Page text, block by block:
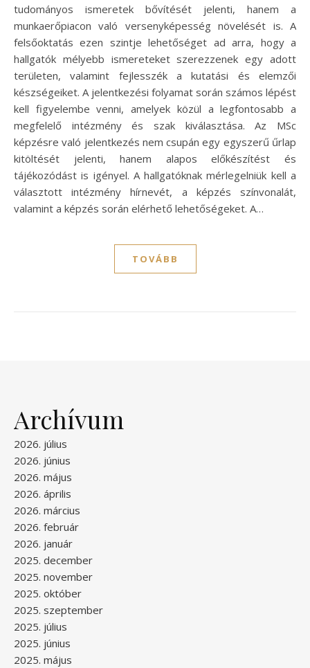
tudományos ismeretek bővítését jelenti, hanem a
munkaerőpiacon való versenyképesség növelését is. A
felsőoktatás ezen szintje lehetőséget ad arra, hogy a
hallgatók mélyebb ismereteket szerezzenek egy adott
területen, valamint fejlesszék a kutatási és elemzői
készségeiket. A jelentkezési folyamat során számos lépést
kell figyelembe venni, amelyek közül a legfontosabb a
megfelelő intézmény és szak kiválasztása. Az MSc
képzésre való jelentkezés nem csupán egy egyszerű űrlap
kitöltését jelenti, hanem alapos előkészítést és
tájékozódást is igényel. A hallgatóknak mérlegelniük kell a
választott intézmény hírnevét, a képzés színvonalát,
valamint a képzés során elérhető lehetőségeket. A…
TOVÁBB
Archívum
2026. július
2026. június
2026. május
2026. április
2026. március
2026. február
2026. január
2025. december
2025. november
2025. október
2025. szeptember
2025. július
2025. június
2025. május